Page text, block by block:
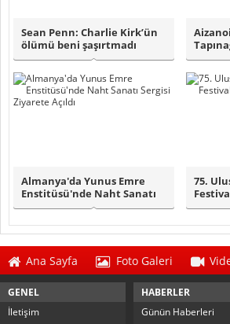
Sean Penn: Charlie Kirk’ün
ölümü beni şaşırtmadı
mima..
Almanya'da Yunus Emre
Enstitüsü'nde Naht Sanatı
Sergisi Ziya..
75.
Ay..
Ana Sayfa Foto Galeri
GENEL
İletişim
HABERLER
Günün Haberleri